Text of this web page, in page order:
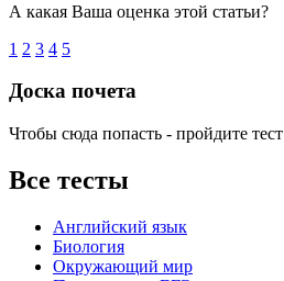
А какая Ваша оценка этой статьи?
1 2 3 4 5
Доска почета
Чтобы сюда попасть - пройдите тест
Все тесты
Английский язык
Биология
Окружающий мир